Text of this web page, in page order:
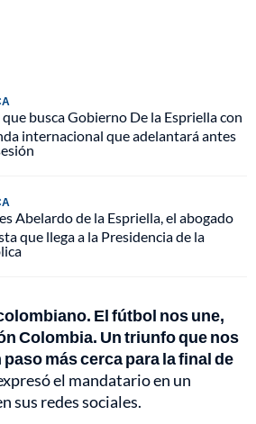
que busca Gobierno De la Espriella con
internacional que adelantará antes
Abelardo de la Espriella, el abogado
que llega a la Presidencia de la
El fútbol nos une,
Colombia. Un triunfo que nos
más cerca para la final de
el mandatario en un
sus redes sociales.